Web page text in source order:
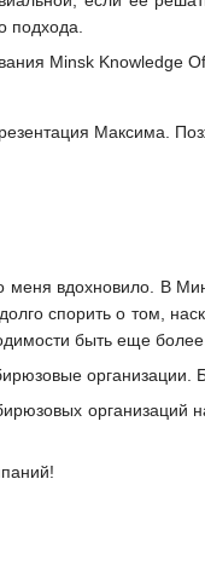
подхода.
Minsk Knowledge
Максима.
меня вдохновило. В
спорить о том,
быть еще
организации.
организаций